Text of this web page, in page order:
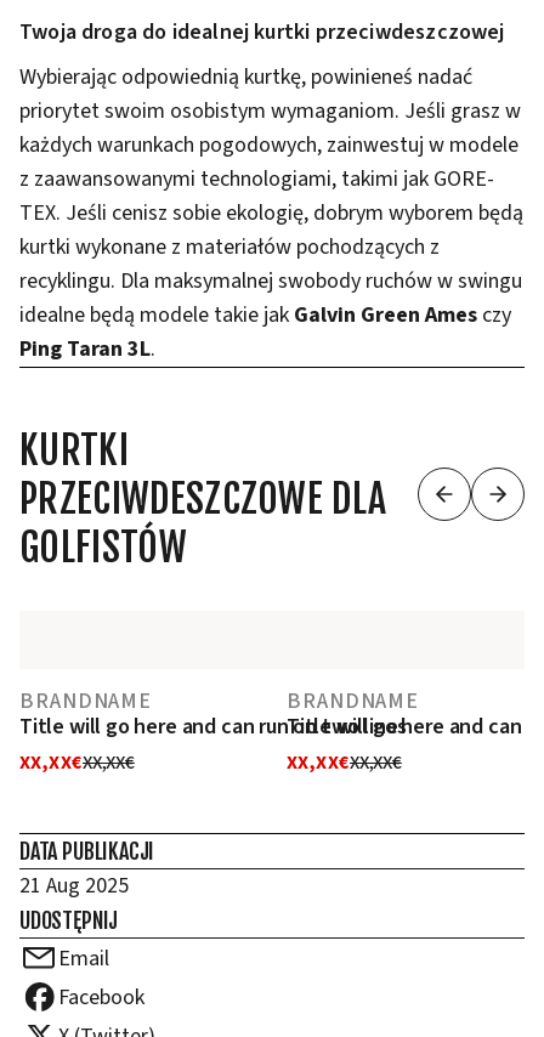
Twoja droga do idealnej kurtki przeciwdeszczowej
Wybierając odpowiednią kurtkę, powinieneś nadać
priorytet swoim osobistym wymaganiom. Jeśli grasz w
każdych warunkach pogodowych, zainwestuj w modele
z zaawansowanymi technologiami, takimi jak GORE-
TEX. Jeśli cenisz sobie ekologię, dobrym wyborem będą
kurtki wykonane z materiałów pochodzących z
recyklingu. Dla maksymalnej swobody ruchów w swingu
idealne będą modele takie jak Galvin Green Ames czy
Ping Taran 3L.
KURTKI
PRZECIWDESZCZOWE DLA
GOLFISTÓW
BRANDNAME
Title will go here and can run on two lines
XX,XX€XX,XX€
BRANDNAME
Title will go here and can
XX,XX€XX,XX€
DATA PUBLIKACJI
21 Aug 2025
UDOSTĘPNIJ
Email
Facebook